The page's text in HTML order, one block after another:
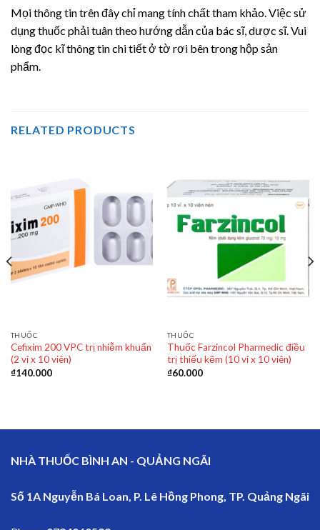
Mọi thông tin trên đây chỉ mang tính chất tham khảo. Việc sử
dụng thuốc phải tuân theo hướng dẫn của bác sĩ, dược sĩ. Vui
lòng đọc kĩ thông tin chi tiết ở tờ rơi bên trong hộp sản
phẩm.
RELATED PRODUCTS
THUỐC
Cefixim 200 VPC trị nhiễm khuẩn
(2 vỉ x 10 viên)
₫140.000
THUỐC
Thuốc Farzincol Pharmedic điều
trị thiếu kẽm (10 vỉ x 10 viên)
₫60.000
NHÀ THUỐC BÌNH AN - QUẢNG NGÃI
Số 1A Nguyễn Bá Loan, P. Lê Hồng Phong, TP. Quảng Ngãi